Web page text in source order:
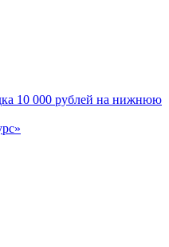
10 000 рублей на нижнюю